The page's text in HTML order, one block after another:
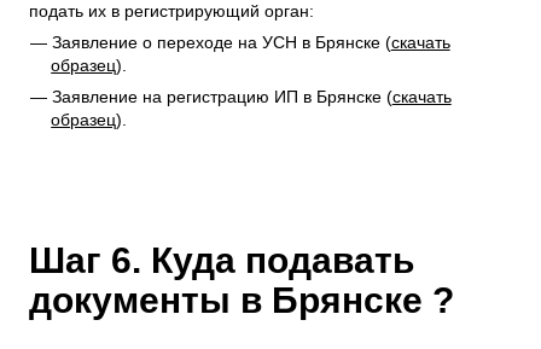
подать их в регистрирующий орган:
Заявление о переходе на УСН в Брянске (скачать
образец).
Заявление на регистрацию ИП в Брянске (скачать
образец).
Шаг 6. Куда подавать
документы в Брянске ?